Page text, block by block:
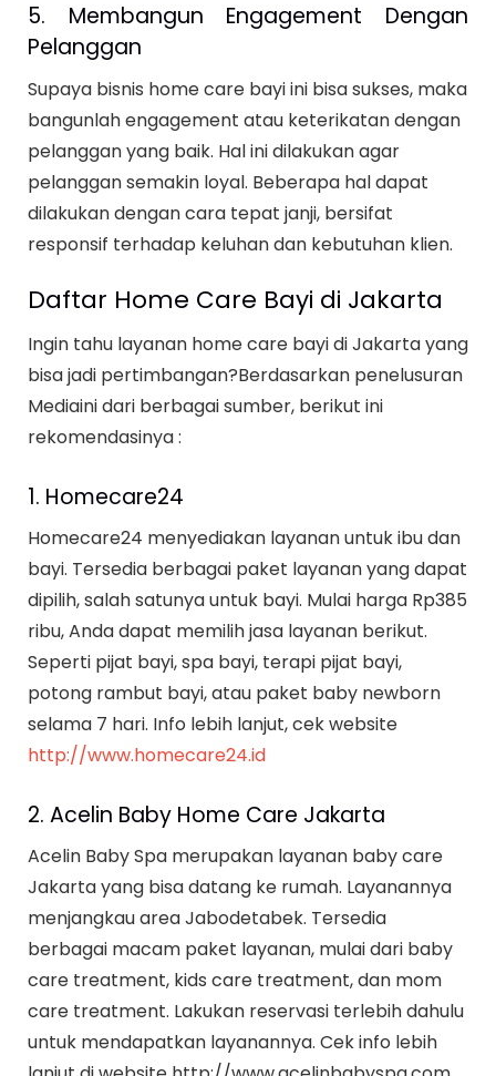
5. Membangun Engagement Dengan
Pelanggan
Supaya bisnis home care bayi ini bisa sukses, maka
bangunlah engagement atau keterikatan dengan
pelanggan yang baik. Hal ini dilakukan agar
pelanggan semakin loyal. Beberapa hal dapat
dilakukan dengan cara tepat janji, bersifat
responsif terhadap keluhan dan kebutuhan klien.
Daftar Home Care Bayi di Jakarta
Ingin tahu layanan home care bayi di Jakarta yang
bisa jadi pertimbangan?Berdasarkan penelusuran
Mediaini dari berbagai sumber, berikut ini
rekomendasinya :
1. Homecare24
Homecare24 menyediakan layanan untuk ibu dan
bayi. Tersedia berbagai paket layanan yang dapat
dipilih, salah satunya untuk bayi. Mulai harga Rp385
ribu, Anda dapat memilih jasa layanan berikut.
Seperti pijat bayi, spa bayi, terapi pijat bayi,
potong rambut bayi, atau paket baby newborn
selama 7 hari. Info lebih lanjut, cek website
http://www.homecare24.id
2. Acelin Baby Home Care Jakarta
Acelin Baby Spa merupakan layanan baby care
Jakarta yang bisa datang ke rumah. Layanannya
menjangkau area Jabodetabek. Tersedia
berbagai macam paket layanan, mulai dari baby
care treatment, kids care treatment, dan mom
care treatment. Lakukan reservasi terlebih dahulu
untuk mendapatkan layanannya. Cek info lebih